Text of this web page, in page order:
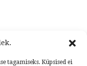
tagamiseks. Küpsised ei